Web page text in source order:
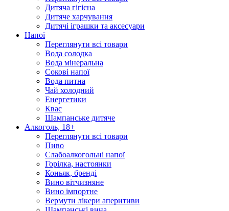
Дитяча гігієна
Дитяче харчування
Дитячі іграшки та аксесуари
Напої
Переглянути всі товари
Вода солодка
Вода мінеральна
Сокові напої
Вода питна
Чай холодний
Енергетики
Квас
Шампанське дитяче
Алкоголь, 18+
Переглянути всі товари
Пиво
Слабоалкогольні напої
Горілка, настоянки
Коньяк, бренді
Вино вітчизняне
Вино імпортне
Вермути лікери аперитиви